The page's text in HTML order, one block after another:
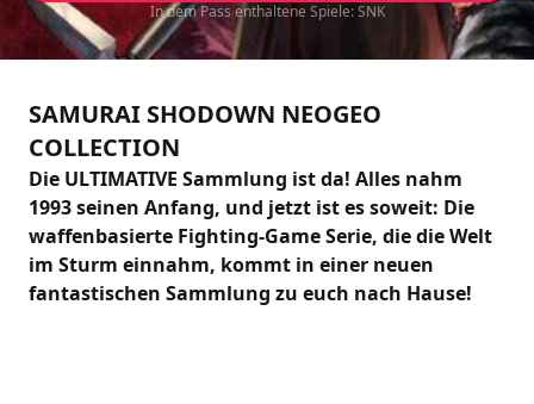
In dem Pass enthaltene Spiele: SNK
SAMURAI SHODOWN NEOGEO
COLLECTION
Die ULTIMATIVE Sammlung ist da! Alles nahm
1993 seinen Anfang, und jetzt ist es soweit: Die
waffenbasierte Fighting-Game Serie, die die Welt
im Sturm einnahm, kommt in einer neuen
fantastischen Sammlung zu euch nach Hause!